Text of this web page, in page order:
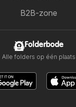
B2B-zone
Folderbode
Alle folders op één plaats